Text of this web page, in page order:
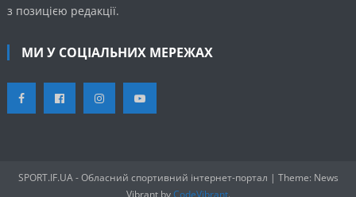
з позицією редакції.
МИ У СОЦІАЛЬНИХ МЕРЕЖАХ
SPORT.IF.UA - Обласний спортивний інтернет-портал | Theme: News